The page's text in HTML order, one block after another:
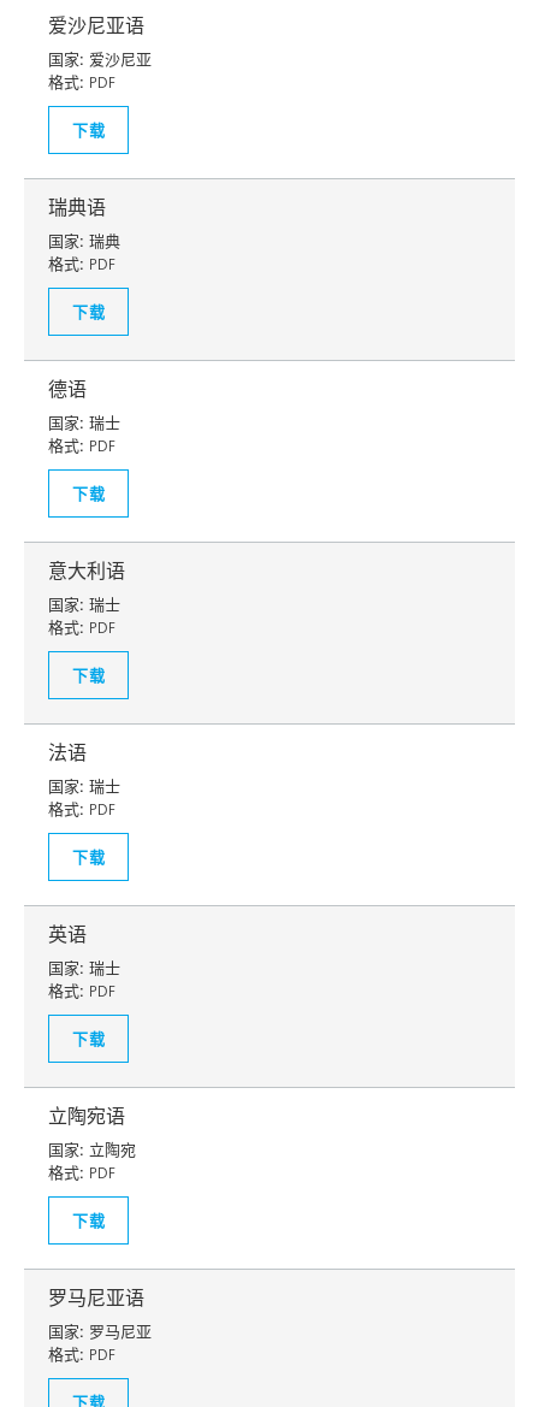
爱沙尼亚语
国家: 爱沙尼亚
格式: PDF
下载
瑞典语
国家: 瑞典
格式: PDF
下载
德语
国家: 瑞士
格式: PDF
下载
意大利语
国家: 瑞士
格式: PDF
下载
法语
国家: 瑞士
格式: PDF
下载
英语
国家: 瑞士
格式: PDF
下载
立陶宛语
国家: 立陶宛
格式: PDF
下载
罗马尼亚语
国家: 罗马尼亚
格式: PDF
下载